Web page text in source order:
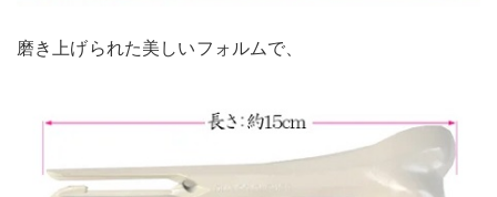
磨き上げられた美しいフォルムで、